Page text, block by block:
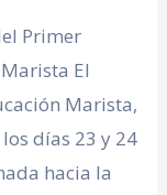
Primer
El
Marista,
días 23 y 24
hacia la